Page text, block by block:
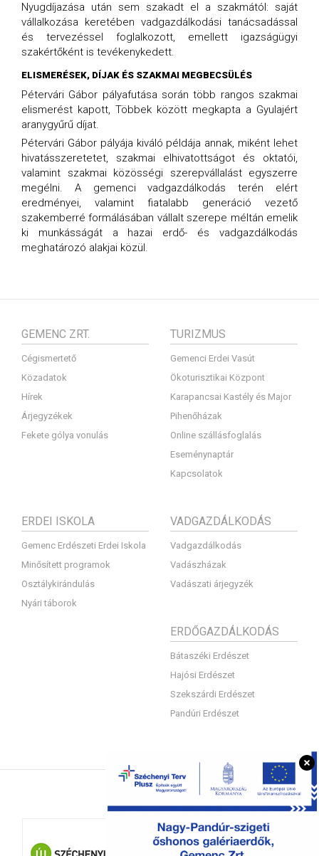
Nyugdíjazása után sem szakadt el a szakmától: saját
vállalkozása keretében vadgazdálkodási tanácsadással
és tervezéssel foglalkozott, emellett igazságügyi
szakértőként is tevékenykedett.
ELISMERÉSEK, DÍJAK ÉS SZAKMAI MEGBECSÜLÉS
Pétervári Gábor pályafutása során több rangos szakmai
elismerést kapott, Többek között megkapta a Gyulajért
aranygyűrű díjat.
Pétervári Gábor pályája kiváló példája annak, miként lehet
hivatásszeretetet, szakmai elhivatottságot és oktatói,
valamint szakmai közösségi szerepvállalást egyszerre
megélni. A gemenci vadgazdálkodás terén elért
eredményei, valamint fiatalabb generáció vezető
szakemberré formálásában vállalt szerepe méltán emelik
ki munkásságát a hazai erdő- és vadgazdálkodás
meghatározó alakjai közül.
GEMENC ZRT.
Cégismertető
Közadatok
Hírek
Árjegyzékek
Fekete gólya vonulás
TURIZMUS
Gemenci Erdei Vasút
Ökoturisztikai Központ
Karapancsai Kastély és Major
Pihenőházak
Online szállásfoglalás
Eseménynaptár
Kapcsolatok
ERDEI ISKOLA
Gemenc Erdészeti Erdei Iskola
Minősített programok
Osztálykirándulás
Nyári táborok
VADGAZDÁLKODÁS
Vadgazdálkodás
Vadászházak
Vadászati árjegyzék
ERDŐGAZDÁLKODÁS
Bátaszéki Erdészet
Hajósi Erdészet
Szekszárdi Erdészet
Pandúri Erdészet